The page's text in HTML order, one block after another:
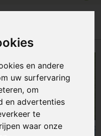
en andere
uw surfervaring
om
en advertenties
te
waar onze